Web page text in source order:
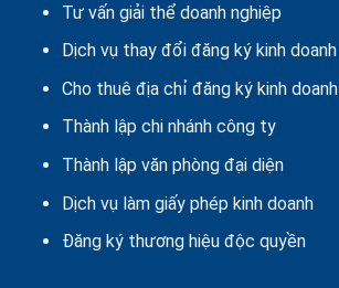
Tư vấn giải thể doanh nghiệp
Dịch vụ thay đổi đăng ký kinh doanh
Cho thuê địa chỉ đăng ký kinh doanh
Thành lập chi nhánh công ty
Thành lập văn phòng đại diện
Dịch vụ làm giấy phép kinh doanh
Đăng ký thương hiệu độc quyền